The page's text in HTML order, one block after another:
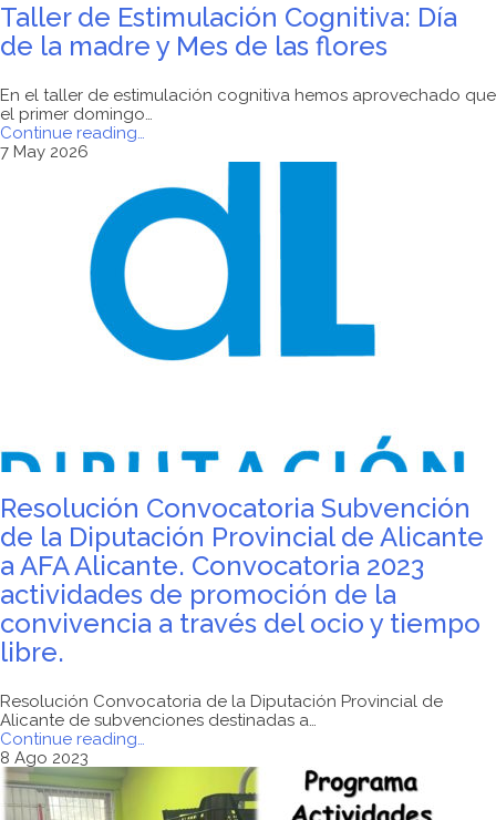
Taller de Estimulación Cognitiva: Día
de la madre y Mes de las flores
En el taller de estimulación cognitiva hemos aprovechado que
el primer domingo…
Continue reading
Cognitiva:
de
de
flores"
…
7 May 2026
Resolución Convocatoria Subvención
de la Diputación Provincial de Alicante
a AFA Alicante. Convocatoria 2023
actividades de promoción de la
convivencia a través del ocio y tiempo
libre.
Resolución Convocatoria de la Diputación Provincial de
Alicante de subvenciones destinadas a…
Continue reading…
8 Ago 2023